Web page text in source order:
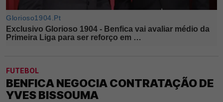
FUTEBOL
BENFICA NEGOCIA CONTRATAÇÃO DE
YVES BISSOUMA